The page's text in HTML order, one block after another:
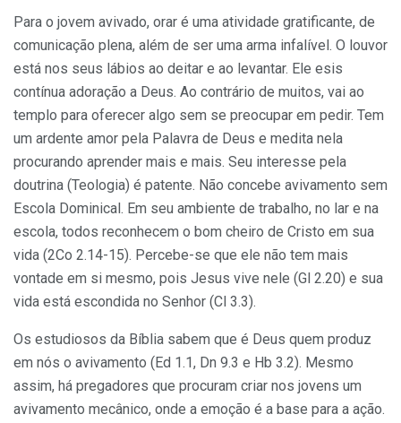
Para o jovem avivado, orar é uma atividade gratificante, de
comunicação plena, além de ser uma arma infalível. O louvor
está nos seus lábios ao deitar e ao levantar. Ele esis
contínua adoração a Deus. Ao contrário de muitos, vai ao
templo para oferecer algo sem se preocupar em pedir. Tem
um ar­dente amor pela Palavra de Deus e medita nela
procurando aprender mais e mais. Seu interesse pela
doutrina (Teologia) é patente. Não concebe avivamento sem
Escola Dominical. Em seu ambiente de trabalho, no lar e na
escola, todos reconhecem o bom cheiro de Cristo em sua
vida (2Co 2.14-15). Percebe-se que ele não tem mais
vontade em si mesmo, pois Jesus vive nele (Gl 2.20) e sua
vida está escondida no Senhor (Cl 3.3).
Os estudiosos da Bíblia sabem que é Deus quem produz
em nós o avivamento (Ed 1.1, Dn 9.3 e Hb 3.2). Mesmo
assim, há pre­gadores que procuram criar nos jovens um
avi­vamento mecânico, onde a emoção é a base para a ação.